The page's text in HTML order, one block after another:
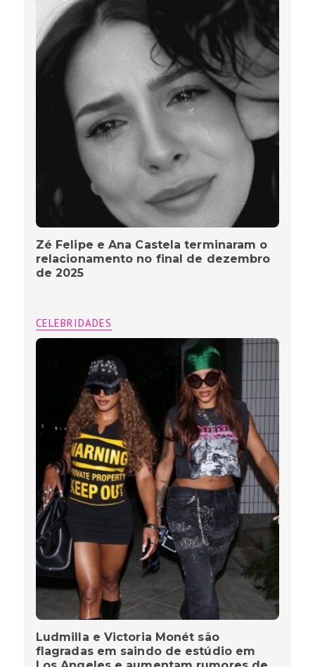
Zé Felipe e Ana Castela terminaram o
relacionamento no final de dezembro
de 2025
CELEBRIDADES
Ludmilla e Victoria Monét são
flagradas em saindo de estúdio em